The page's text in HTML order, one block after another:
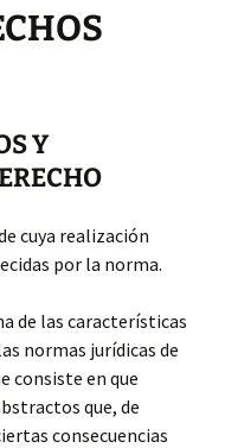
Y
cuya realización
por la norma.
de las características
normas jurídicas de
consiste en que
que, de
consecuencias